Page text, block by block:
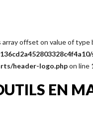
array offset on value of type
header-logo.phpon line
EN